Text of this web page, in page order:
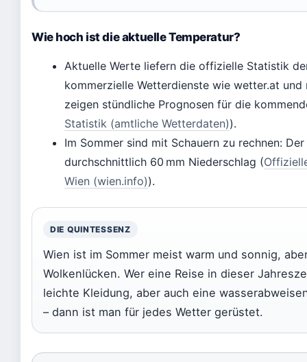
Wie hoch ist die aktuelle Temperatur?
Aktuelle Werte liefern die offizielle Statistik
kommerzielle Wetterdienste wie wetter.at und
zeigen stündliche Prognosen für die
Statistik (amtliche Wetterdaten)).
Im Sommer sind mit Schauern zu rechnen:
durchschnittlich 60 mm Niederschlag (
Wien (wien.info)).
DIE QUINTESSENZ
Wien ist im Sommer meist warm und sonnig,
Wolkenlücken. Wer eine Reise in dieser
leichte Kleidung, aber auch eine
– dann ist man für jedes Wetter gerüstet.